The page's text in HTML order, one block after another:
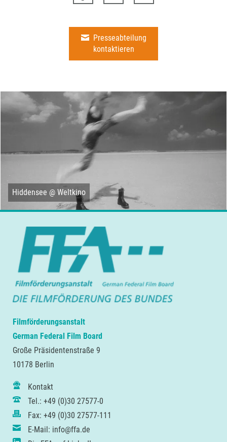
Presseabteilung
kontaktieren
Hiddensee @ Weltkino
Filmförderungsanstalt
German Federal Film Board
Große Präsidentenstraße 9
10178 Berlin
Kontakt
Tel.: +49 (0)30 27577-0
Fax: +49 (0)30 27577-111
E-Mail: info@ffa.de